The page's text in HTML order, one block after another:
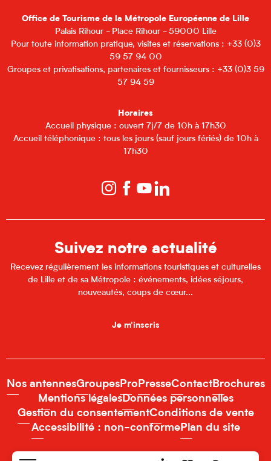
Office de Tourisme de la Métropole Européenne de Lille
Palais Rihour - Place Rihour - 59000 Lille
Pour toute information pratique, visites et réservations : +33 (0)3
59 57 94 00
Groupes et privatisations, partenaires et fournisseurs : +33 (0)3 59
57 94 59
Horaires
Accueil physique : ouvert 7j/7 de 10h à 17h30
Accueil téléphonique : tous les jours (sauf jours fériés) de 10h à
17h30
Suivez notre actualité
Recevez régulièrement les informations touristiques et culturelles
de Lille et de sa Métropole : événements, idées séjours,
nouveautés, coups de cœur...
Je m'inscris
Nos antennesGroupesPro PresseContactBrochures
Mentions légalesDonnées personnelles
Gestion du consentementConditions de vente
Accessibilité : non-conformePlan du site